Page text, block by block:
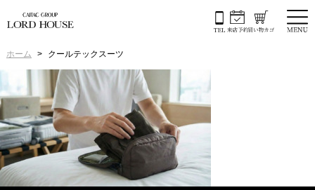
ホーム クールテックスーツ